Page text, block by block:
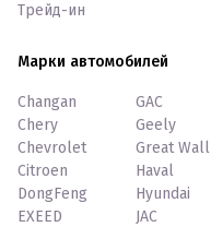
Трейд-ин
Марки автомобилей
Changan
Chery
Chevrolet
Citroen
DongFeng
EXEED
GAC
Geely
Great Wall
Haval
Hyundai
JAC